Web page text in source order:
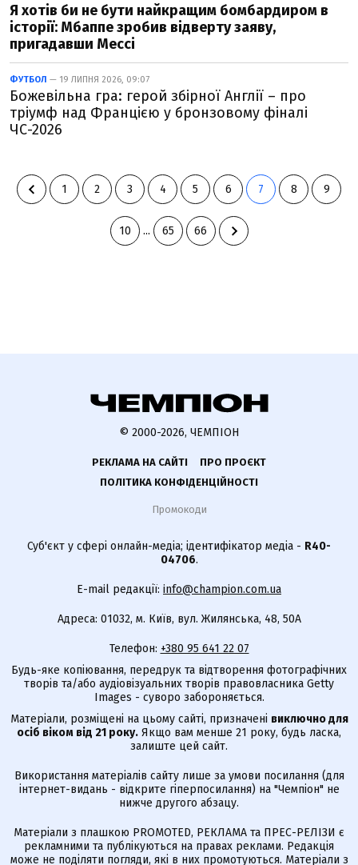
Я хотів би не бути найкращим бомбардиром в
історії: Мбаппе зробив відверту заяву,
пригадавши Мессі
ФУТБОЛ — 19 ЛИПНЯ 2026, 09:07
Божевільна гра: герой збірної Англії – про
тріумф над Францією у бронзовому фіналі
ЧС-2026
1 2 3 4 5 6 7 8 9
10 ... 65 66
© 2000-2026, ЧЕМПІОН
РЕКЛАМА НА САЙТІ
ПРО ПРОЄКТ
ПОЛІТИКА КОНФІДЕНЦІЙНОСТІ
Промокоди
Суб'єкт у сфері онлайн-медіа; ідентифікатор медіа - R40-
04706.
E-mail редакції: info@champion.com.ua
Адреса: 01032, м. Київ, вул. Жилянська, 48, 50А
Телефон: +380 95 641 22 07
Будь-яке копіювання, передрук та відтворення фотографічних
творів та/або аудіовізуальних творів правовласника Getty
Images - суворо забороняється.
Матеріали, розміщені на цьому сайті, призначені виключно для
осіб віком від 21 року. Якщо вам менше 21 року, будь ласка,
залиште цей сайт.
Використання матеріалів сайту лише за умови посилання (для
інтернет-видань - відкрите гіперпосилання) на "Чемпіон" не
нижче другого абзацу.
Матеріали з плашкою PROMOTED, РЕКЛАМА та ПРЕС-РЕЛІЗИ є
рекламними та публікуються на правах реклами. Редакція
може не поділяти погляди, які в них промотуються. Матеріали з